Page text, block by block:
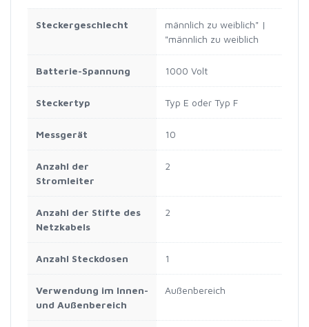
Steckergeschlecht
männlich zu weiblich" |
"männlich zu weiblich
Batterie-Spannung 1000 Volt
Steckertyp Typ E oder Typ F
Messgerät 10
Anzahl der
Stromleiter
2
Anzahl der Stifte des
Netzkabels
2
Anzahl Steckdosen 1
Verwendung im Innen-
und Außenbereich
Außenbereich